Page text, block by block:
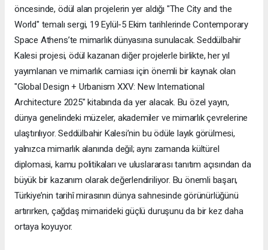
öncesinde, ödül alan projelerin yer aldığı "The City and the
World" temalı sergi, 19 Eylül-5 Ekim tarihlerinde Contemporary
Space Athens’te mimarlık dünyasına sunulacak. Seddülbahir
Kalesi projesi, ödül kazanan diğer projelerle birlikte, her yıl
yayımlanan ve mimarlık camiası için önemli bir kaynak olan
"Global Design + Urbanism XXV: New International
Architecture 2025" kitabında da yer alacak. Bu özel yayın,
dünya genelindeki müzeler, akademiler ve mimarlık çevrelerine
ulaştırılıyor. Seddülbahir Kalesi’nin bu ödüle layık görülmesi,
yalnızca mimarlık alanında değil; aynı zamanda kültürel
diplomasi, kamu politikaları ve uluslararası tanıtım açısından da
büyük bir kazanım olarak değerlendiriliyor. Bu önemli başarı,
Türkiye’nin tarihî mirasının dünya sahnesinde görünürlüğünü
artırırken, çağdaş mimarideki güçlü duruşunu da bir kez daha
ortaya koyuyor.